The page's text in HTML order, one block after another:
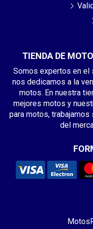
TIENDA DE
Somos expertos en el
nos dedicamos a la
motos. En nuestra
mejores motos y
para motos,
del
Motos